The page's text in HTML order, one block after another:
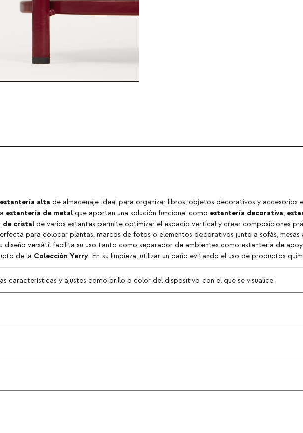
estantería alta de almacenaje ideal para organizar libros, objetos decorativos y accesorios
estantería de metal que aportan una solución funcional como estantería decorativa,
de cristal de varios estantes permite optimizar el espacio vertical y crear composiciones
para colocar plantas, marcos de fotos o elementos decorativos junto a sofás, mesas
diseño versátil facilita su uso tanto como separador de ambientes como estantería de
de la Colección Yerry. En su limpieza, utilizar un paño evitando el uso de productos
características y ajustes como brillo o color del dispositivo con el que se visualice.